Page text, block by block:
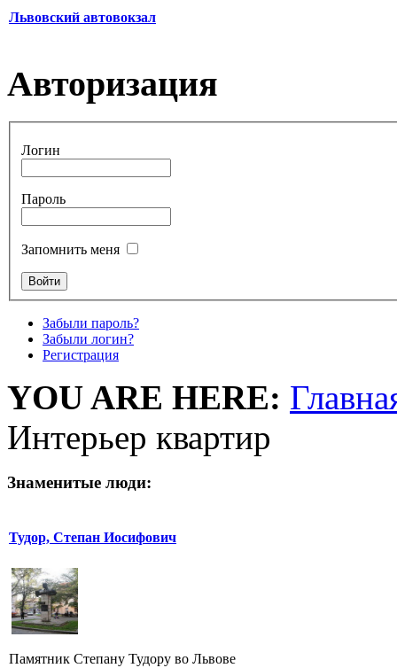
Львовский автовокзал
Авторизация
Логин
Пароль
Запомнить меня
Забыли пароль?
Забыли логин?
Регистрация
YOU ARE HERE:
Интерьер квартир
Знаменитые люди:
Тудор, Степан Иосифович
Памятник Степану Тудору во Львове